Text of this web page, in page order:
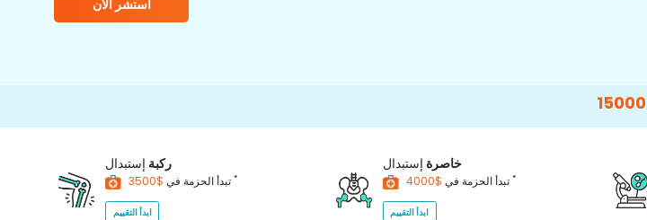
استشر الآن
Happy
ركبة إستبدال
تبدأ الحزمة في *
ابدأ التقييم
خاصرة إستبدال
تبدأ الحزمة في$4000 *
ابدأ التقييم